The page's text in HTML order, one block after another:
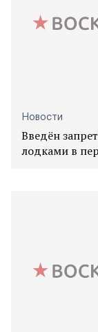
Новости
Введён
лодками в